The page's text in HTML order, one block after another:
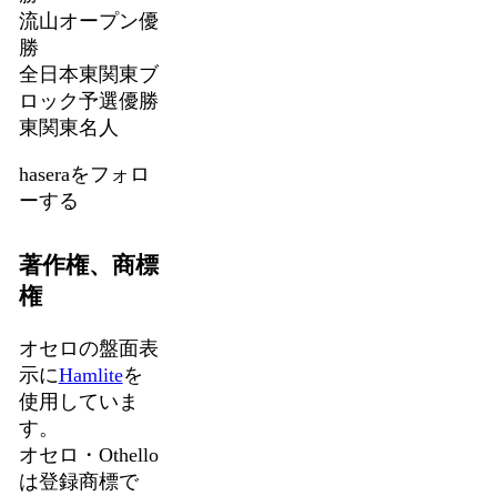
流山オープン優
勝
全日本東関東ブ
ロック予選優勝
東関東名人
haseraをフォロ
ーする
著作権、商標
権
オセロの盤面表
示にHamliteを
使用していま
す。
オセロ・Othello
は登録商標で